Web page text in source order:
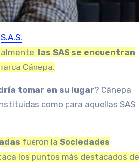
S.A.S.
las SAS se encuentran
Cánepa.
tomar en su lugar? Cánepa
como para aquellas SAS
fueron la Sociedades
los puntos más destacados de